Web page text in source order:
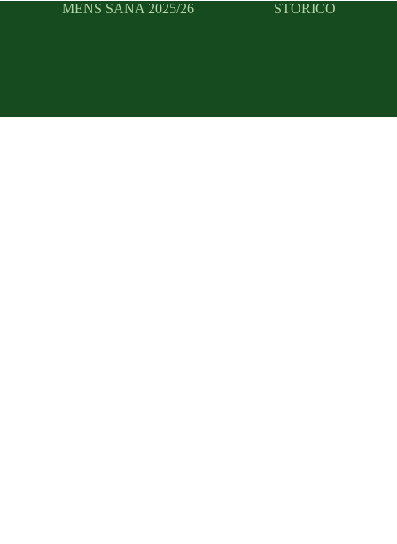
MENS SANA 2025/26 STORICO